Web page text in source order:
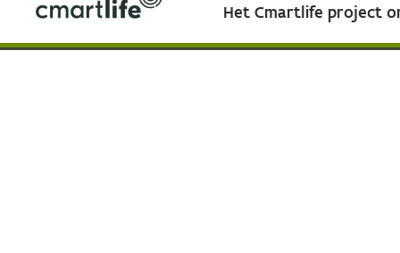
Het Cmartlife project